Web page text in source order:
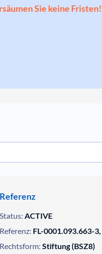
Sie keine
Referenz
Status: ACTIVE
Referenz: FL-0001.093.663-
Rechtsform: Stiftung (BSZ8)